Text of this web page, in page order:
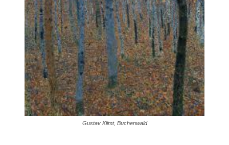
Gustav Klimt, Buchenwald